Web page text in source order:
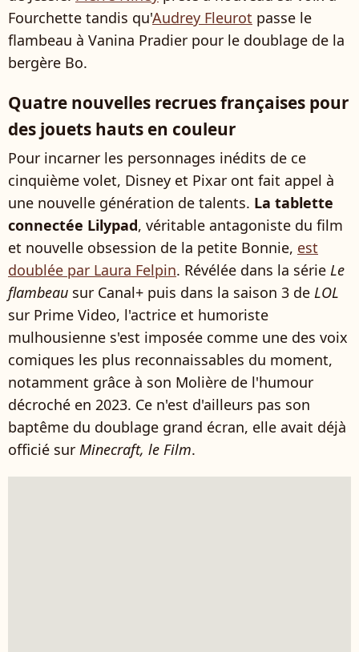
Fourchette tandis qu'Audrey Fleurot passe le
flambeau à Vanina Pradier pour le doublage de la
bergère Bo.
Quatre nouvelles recrues françaises pour
des jouets hauts en couleur
Pour incarner les personnages inédits de ce
cinquième volet, Disney et Pixar ont fait appel à
une nouvelle génération de talents. La tablette
connectée Lilypad, véritable antagoniste du film
et nouvelle obsession de la petite Bonnie, est
doublée par Laura Felpin. Révélée dans la série Le
flambeau sur Canal+ puis dans la saison 3 de LOL
sur Prime Video, l'actrice et humoriste
mulhousienne s'est imposée comme une des voix
comiques les plus reconnaissables du moment,
notamment grâce à son Molière de l'humour
décroché en 2023. Ce n'est d'ailleurs pas son
baptême du doublage grand écran, elle avait déjà
officié sur Minecraft, le Film.